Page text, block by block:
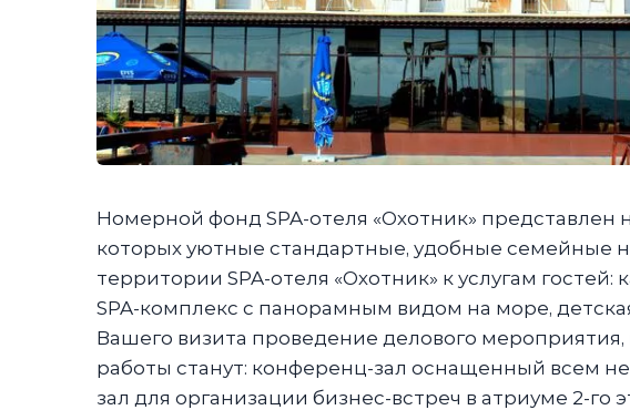
Номерной фонд SPA-отеля «Охотник» представлен
которых уютные стандартные, удобные семейные
территории SPA-отеля «Охотник» к услугам
SPA-комплекс с панорамным видом на море,
Вашего визита проведение делового
работы станут: конференц-зал оснащенный всем
зал для организации бизнес-встреч в атриуме 2-го